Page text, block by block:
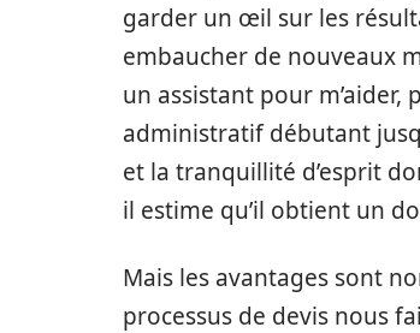
garder un œil sur les
embaucher de nouveaux
un assistant pour
administratif débutant
et la tranquillité d’esprit
il estime qu’il obtient un
Mais les avantages sont
processus de devis nous